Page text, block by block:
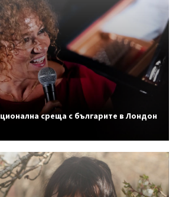
среща с българите в Лондон